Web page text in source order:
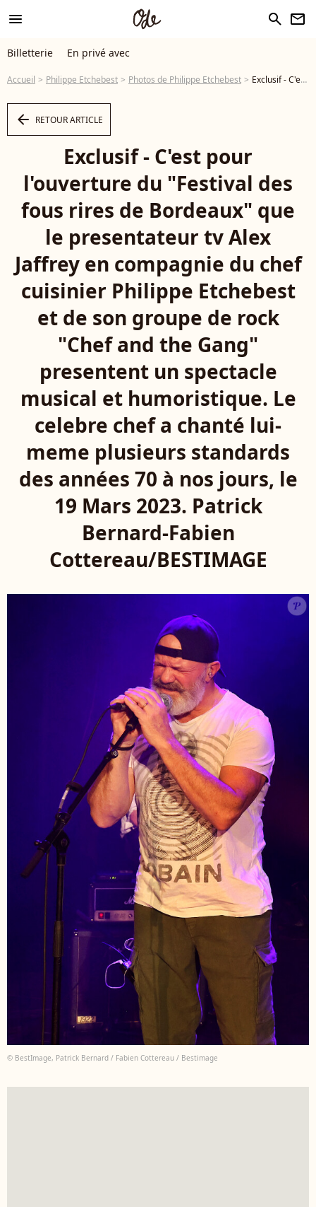
menu search newsletter
Billetterie En privé avec
Accueil Philippe Etchebest Photos de Philippe Etchebest Exclusif - C'est pour l'ouverture du "Festival des fous rires de Bordeaux" que le presentateur tv Alex Jaffrey en compagnie du chef cuisinier Philippe Etchebest et de son groupe de rock "Chef and the Gang" presentent un spectacle musical et humoristique. Le celebre chef a chanté lui-meme plusieurs standards des années 70 à nos jours, le 19 Mars 2023. Patrick Bernard-Fabien Cottereau/BESTIMAGE - Photo
arrow_left RETOUR ARTICLE
Exclusif - C'est pour
l'ouverture du "Festival des
fous rires de Bordeaux" que
le presentateur tv Alex
Jaffrey en compagnie du chef
cuisinier Philippe Etchebest
et de son groupe de rock
"Chef and the Gang"
presentent un spectacle
musical et humoristique. Le
celebre chef a chanté lui-
meme plusieurs standards
des années 70 à nos jours, le
19 Mars 2023. Patrick
Bernard-Fabien
Cottereau/BESTIMAGE
© BestImage, Patrick Bernard / Fabien Cottereau / Bestimage